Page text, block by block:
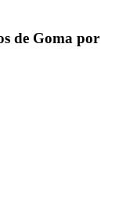
de Goma por